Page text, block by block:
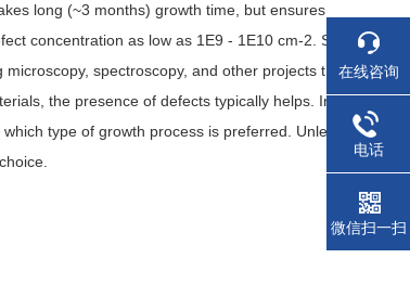
long (~3 months) growth time, but ensures
concentration as low as 1E9 - 1E10 cm-2. S
spectroscopy, and other projects t
the presence of defects typically helps. In
type of growth process is preferred. Unle
在线咨询
电话
微信扫一扫